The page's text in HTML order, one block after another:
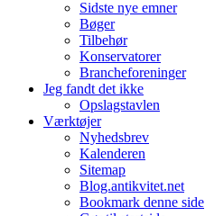
Sidste nye emner
Bøger
Tilbehør
Konservatorer
Brancheforeninger
Jeg fandt det ikke
Opslagstavlen
Værktøjer
Nyhedsbrev
Kalenderen
Sitemap
Blog.antikvitet.net
Bookmark denne side